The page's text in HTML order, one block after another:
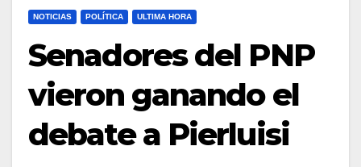
NOTICIAS POLÍTICA ULTIMA HORA
Senadores del PNP
vieron ganando el
debate a Pierluisi